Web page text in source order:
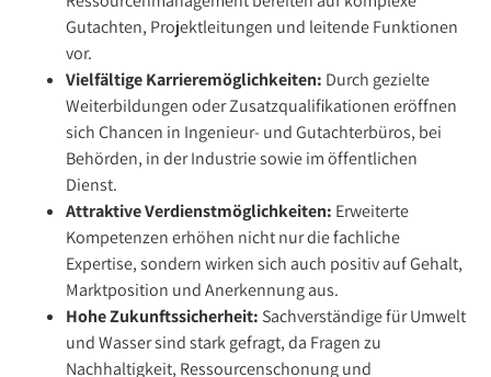
Gutachten, Projektleitungen und leitende Funktionen
vor.
Vielfältige Karrieremöglichkeiten: Durch gezielte
Weiterbildungen oder Zusatzqualifikationen eröffnen
sich Chancen in Ingenieur- und Gutachterbüros, bei
Behörden, in der Industrie sowie im öffentlichen
Dienst.
Attraktive Verdienstmöglichkeiten: Erweiterte
Kompetenzen erhöhen nicht nur die fachliche
Expertise, sondern wirken sich auch positiv auf Gehalt,
Marktposition und Anerkennung aus.
Hohe Zukunftssicherheit: Sachverständige für Umwelt
und Wasser sind stark gefragt, da Fragen zu
Nachhaltigkeit, Ressourcenschonung und